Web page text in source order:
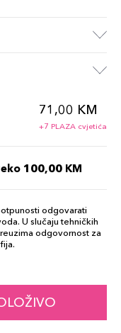
71,00 KM
+7 PLAZA cvjetića
100,00 KM
odgovarati
U slučaju tehničkih
odgovornost za